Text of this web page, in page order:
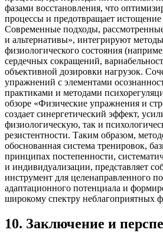
фазами восстановления, что
процессы и предотвращает истощение
Современные подходы,
и альтернативы», интегрируют
физиологического состояния
сердечных сокращений,
объективной дозировки нагрузок.
упражнений с элементами
практиками и методами
обзоре «Физические упражнения и
создает синергетический эффект,
физиологическую, так и
резистентности. Таким образом,
обоснованная система тренировок,
принципах постепенности,
и индивидуализации, представляет
инструмент для целенаправленного
адаптационного потенциала и
широкому спектру неблагоприятных
10. Заключение и